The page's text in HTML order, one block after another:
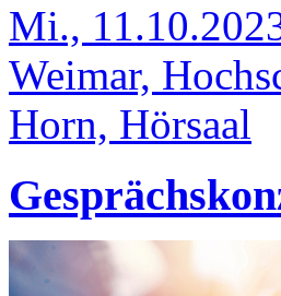
Mi.,
Weimar,
Horn, Hörsaal